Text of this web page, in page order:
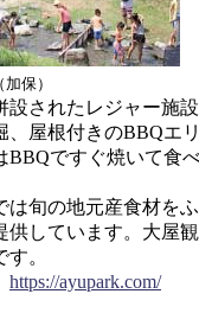
（加保）
設されたレジャー施
、屋根付きのBBQエ
BBQですぐ焼いて食
は旬の地元産食材を
供しています。大屋
。
https://ayupark.com/